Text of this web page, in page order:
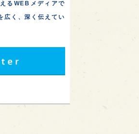
るWEBメディアで
広く、深く伝えてい